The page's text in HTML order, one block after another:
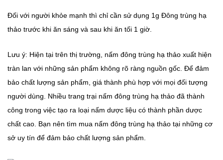
Đối với người khỏe mạnh thì chỉ cần sử dụng 1g Đông trùng hạ
thảo trước khi ăn sáng và sau khi ăn tối 1 giờ.
Lưu ý: Hiện tại trên thị trường, nấm đông trùng hạ thảo xuất hiện
tràn lan với những sản phẩm không rõ ràng nguồn gốc. Để đảm
bảo chất lượng sản phẩm, giá thành phù hợp với mọi đối tượng
người dùng. Nhiều trang trại nấm đông trùng hạ thảo đã thành
công trong việc tạo ra loại nấm dược liệu có thành phần dược
chất cao. Bạn nên tìm mua nấm đông trùng hạ thảo tại những cơ
sở uy tín để đảm bảo chất lượng sản phẩm.